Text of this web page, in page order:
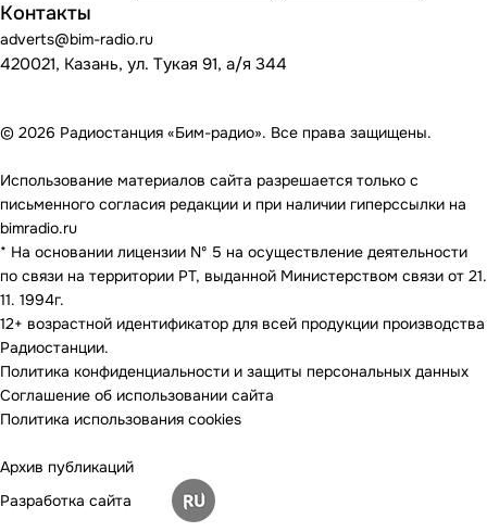
Контакты
adverts@bim-radio.ru
420021, Казань, ул. Тукая 91, а/я 344
© 2026 Радиостанция «Бим-радио». Все права защищены.
Использование материалов сайта разрешается только с
письменного согласия редакции и при наличии гиперссылки на
bimradio.ru
* На основании лицензии Nº 5 на осуществление деятельности
по связи на территории РТ, выданной Министерством связи от 21.
11. 1994г.
12+ возрастной идентификатор для всей продукции производства
Радиостанции.
Политика конфиденциальности и защиты персональных данных
Соглашение об использовании сайта
Политика использования cookies
Архив публикаций
Разработка сайта